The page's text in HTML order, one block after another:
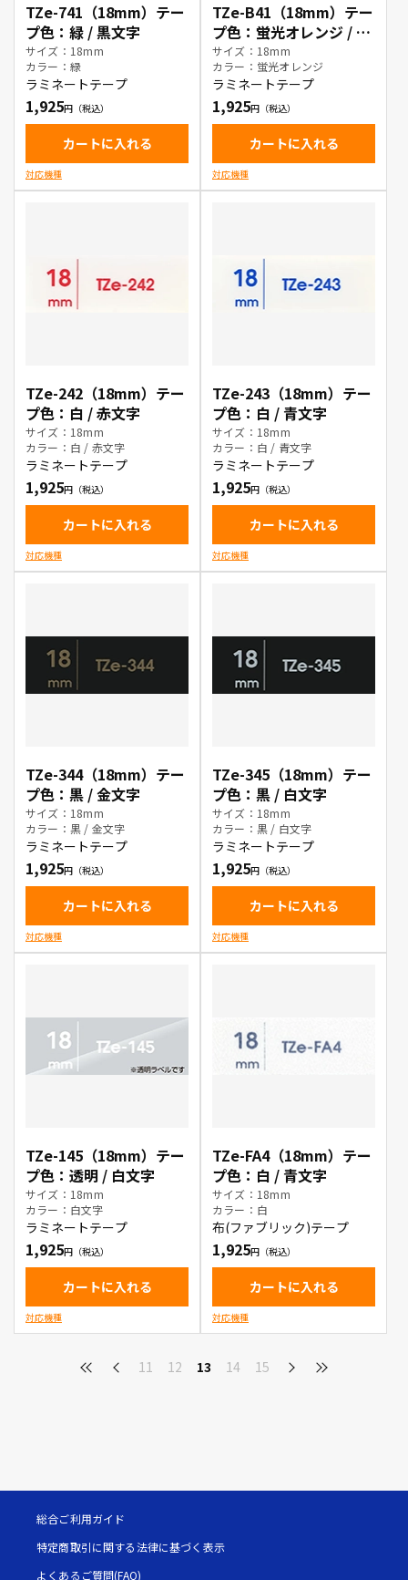
TZe-741（18mm）テー
プ色：緑 / 黒文字
サイズ：18mm
カラー：緑
ラミネートテープ
1,925
カートに入れる
対応機種
TZe-B41（18mm）テー
プ色：蛍光オレンジ / 黒
文字
サイズ：18mm
カラー：蛍光オレンジ
ラミネートテープ
1,925
カートに入れる
対応機種
TZe-242（18mm）テー
プ色：白 / 赤文字
サイズ：18mm
カラー：白 / 赤文字
ラミネートテープ
1,925
カートに入れる
対応機種
TZe-243（18mm）テー
プ色：白 / 青文字
サイズ：18mm
カラー：白 / 青文字
ラミネートテープ
1,925
カートに入れる
対応機種
TZe-344（18mm）テー
プ色：黒 / 金文字
サイズ：18mm
カラー：黒 / 金文字
ラミネートテープ
1,925
カートに入れる
対応機種
TZe-345（18mm）テー
プ色：黒 / 白文字
サイズ：18mm
カラー：黒 / 白文字
ラミネートテープ
1,925
カートに入れる
対応機種
TZe-145（18mm）テー
プ色：透明 / 白文字
サイズ：18mm
カラー：白文字
ラミネートテープ
1,925
カートに入れる
対応機種
TZe-FA4（18mm）テー
プ色：白 / 青文字
サイズ：18mm
カラー：白
布(ファブリック)テープ
1,925
カートに入れる
対応機種
11 12 13 14 15
総合ご利用ガイド
特定商取引に関する法律に基づく表示
よくあるご質問(FAQ)